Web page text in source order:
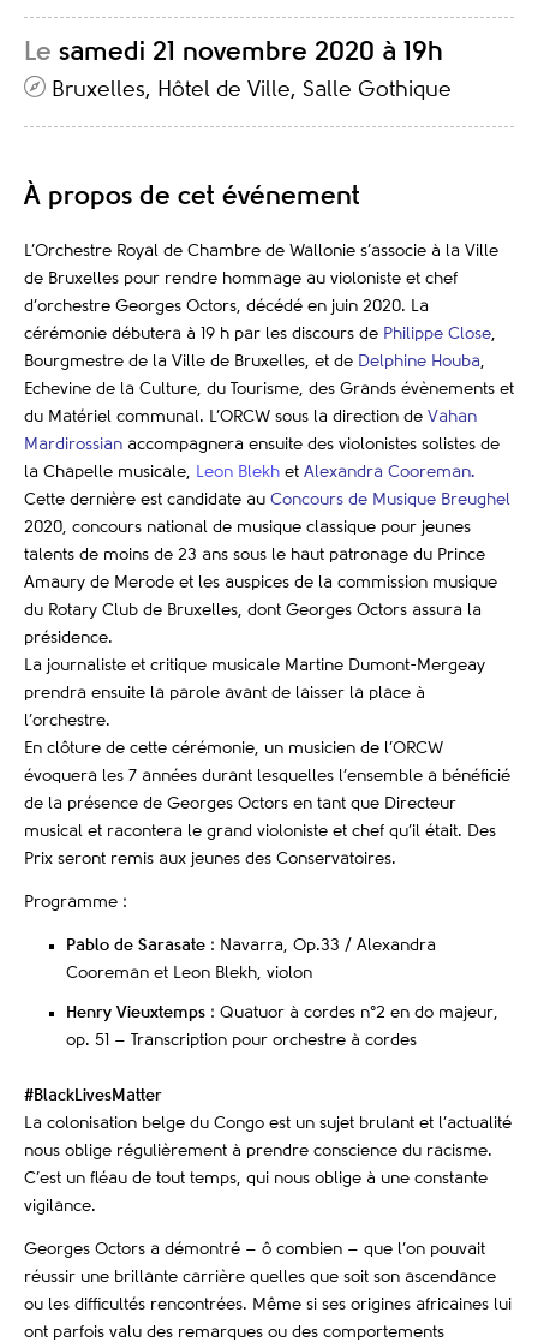
Le samedi 21 novembre 2020 à 19h
Bruxelles, Hôtel de Ville, Salle Gothique
À propos de cet événement
L’Orchestre Royal de Chambre de Wallonie s’associe à la Ville
de Bruxelles pour rendre hommage au violoniste et chef
d’orchestre Georges Octors, décédé en juin 2020. La
cérémonie débutera à 19 h par les discours de Philippe Close,
Bourgmestre de la Ville de Bruxelles, et de Delphine Houba,
Echevine de la Culture, du Tourisme, des Grands évènements et
du Matériel communal. L’ORCW sous la direction de Vahan
Mardirossian accompagnera ensuite des violonistes solistes de
la Chapelle musicale, Leon Blekh et Alexandra Cooreman.
Cette dernière est candidate au Concours de Musique Breughel
2020, concours national de musique classique pour jeunes
talents de moins de 23 ans sous le haut patronage du Prince
Amaury de Merode et les auspices de la commission musique
du Rotary Club de Bruxelles, dont Georges Octors assura la
présidence.
La journaliste et critique musicale Martine Dumont-Mergeay
prendra ensuite la parole avant de laisser la place à
l’orchestre.
En clôture de cette cérémonie, un musicien de l’ORCW
évoquera les 7 années durant lesquelles l’ensemble a bénéficié
de la présence de Georges Octors en tant que Directeur
musical et racontera le grand violoniste et chef qu’il était. Des
Prix seront remis aux jeunes des Conservatoires.
Programme :
Pablo de Sarasate : Navarra, Op.33 / Alexandra
Cooreman et Leon Blekh, violon
Henry Vieuxtemps : Quatuor à cordes n°2 en do majeur,
op. 51 – Transcription pour orchestre à cordes
#BlackLivesMatter
La colonisation belge du Congo est un sujet brulant et l’actualité
nous oblige régulièrement à prendre conscience du racisme.
C’est un fléau de tout temps, qui nous oblige à une constante
vigilance.
Georges Octors a démontré – ô combien – que l’on pouvait
réussir une brillante carrière quelles que soit son ascendance
ou les difficultés rencontrées. Même si ses origines africaines lui
ont parfois valu des remarques ou des comportements